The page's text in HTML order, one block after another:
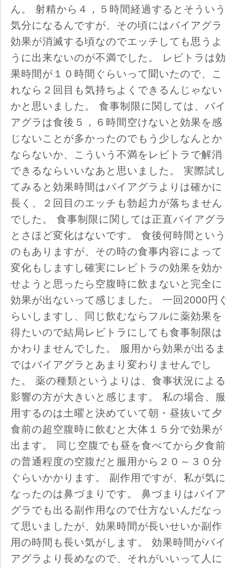
ん。 射精から４，５時間経過するとそういう
気分になるんですが、その頃にはバイアグラ
効果が消滅する頃なのでエッチしても思うよ
うに出来ないのが不満でした。 レビトラは効
果時間が１０時間ぐらいって聞いたので、こ
れなら２回目も気持ちよくできるんじゃない
かと思いました。 食事制限に関しては、バイ
アグラは食後５，６時間空けないと効果を感
じないことが多かったのでもう少しなんとか
ならないか、こういう不満をレビトラで解消
できるならいいなあと思いました。 実際試し
てみると効果時間はバイアグラよりは確かに
長く、２回目のエッチも勃起力が落ちません
でした。 食事制限に関しては正直バイアグラ
とさほど変化はないです。 食後何時間という
のもありますが、その時の食事内容によって
変化もしますし確実にレビトラの効果を効か
せようと思ったら空腹時に飲まないと完全に
効果が出ないって感じました。 一回2000円
らいしますし、同じ飲むならフルに薬効果を
得たいので結局レビトラにしても食事制限は
かわりませんでした。 服用から効果が出るま
ではバイアグラとあまり変わりませんでし
た。 薬の種類というよりは、食事状況による
影響の方が大きいと感じます。 私の場合、服
用するのは土曜と決めていて朝・昼抜いて夕
食前の超空腹時に飲むと大体１５分で効果が
出ます。 同じ空腹でも昼を食べてから夕食前
の普通程度の空腹だと服用から２０～３０分
ぐらいかかります。 副作用ですが、私が気に
なったのは鼻づまりです。 鼻づまりはバイア
グラでも出る副作用なので仕方ないんだなっ
て思いましたが、効果時間が長いせいか副作
用の時間も長い気がします。 効果時間がバイ
アグラより長めなので、それがいいって人に